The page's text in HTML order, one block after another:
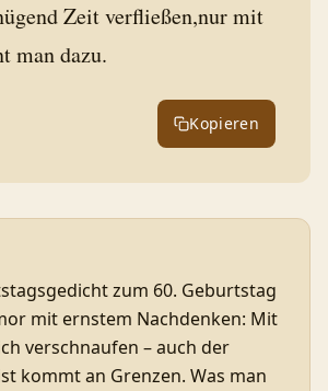
Zeit verfließen,nur mit
man dazu.
Kopieren
zum 60. Geburtstag
mit ernstem Nachdenken: Mit
verschnaufen – auch der
kommt an Grenzen. Was man